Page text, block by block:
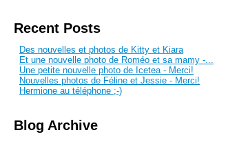
Recent Posts
Des nouvelles et photos de Kitty et Kiara
Et une nouvelle photo de Roméo et sa mamy -...
Une petite nouvelle photo de Icetea - Merci!
Nouvelles photos de Féline et Jessie - Merci!
Hermione au téléphone ;-)
Blog Archive